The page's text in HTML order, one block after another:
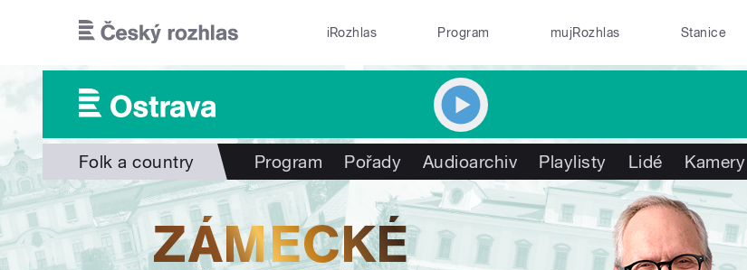
iRozhlas Program mujRozhlas Stanice
Folk a country Program Pořady Audioarchiv Playlisty Lidé Kamery